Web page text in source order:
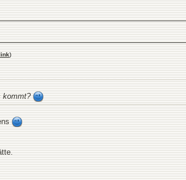
)
kommt?